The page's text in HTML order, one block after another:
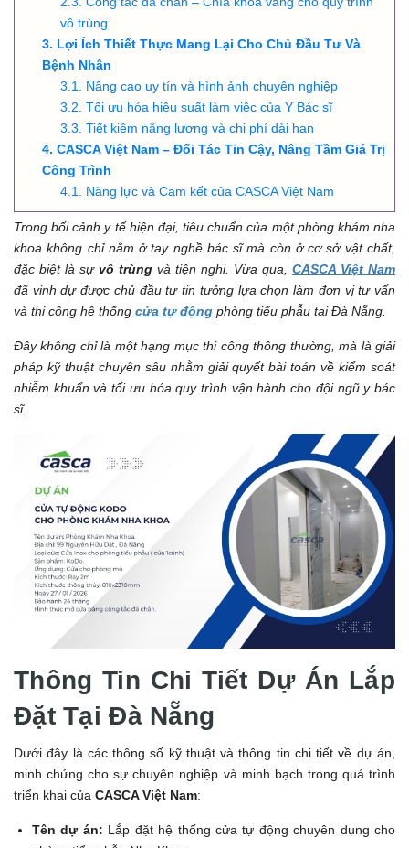
vô trùng
Lợi Ích Thiết Thực Mang Lại Cho Chủ Đầu Tư Và
Bệnh Nhân
Nâng cao uy tín và hình ảnh chuyên nghiệp
Tối ưu hóa hiệu suất làm việc của Y Bác sĩ
Tiết kiệm năng lượng và chi phí dài hạn
CASCA Việt Nam – Đối Tác Tin Cậy, Nâng Tầm Giá Trị
Công Trình
Năng lực và Cam kết của CASCA Việt Nam
Trong bối cảnh y tế hiện đại, tiêu chuẩn của một phòng khám nha
khoa không chỉ nằm ở tay nghề bác sĩ mà còn ở cơ sở vật chất,
đặc biệt là sự vô trùng và tiện nghi. Vừa qua, CASCA Việt Nam
đã vinh dự được chủ đầu tư tin tưởng lựa chọn làm đơn vị tư vấn
và thi công hệ thống cửa tự động phòng tiểu phẫu tại Đà Nẵng.
Đây không chỉ là một hạng mục thi công thông thường, mà là giải
pháp kỹ thuật chuyên sâu nhằm giải quyết bài toán về kiểm soát
nhiễm khuẩn và tối ưu hóa quy trình vận hành cho đội ngũ y bác
sĩ.
Thông Tin Chi Tiết Dự Án Lắp
Đặt Tại Đà Nẵng
Dưới đây là các thông số kỹ thuật và thông tin chi tiết về dự án,
minh chứng cho sự chuyên nghiệp và minh bạch trong quá trình
triển khai của CASCA Việt Nam:
Tên dự án: Lắp đặt hệ thống cửa tự động chuyên dụng cho